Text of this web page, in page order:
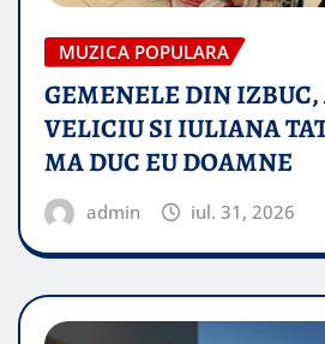
MUZICA POPULARA
GEMENELE DIN
VELICIU SI IULIANA
MA DUC EU DOAMNE
admin iul. 31, 2026